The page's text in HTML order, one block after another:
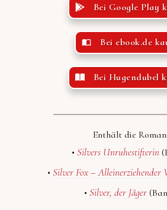
Bei Google Play
Bei ebook.de
Bei Hugendubel
Enthält die
• Silvers Unruhestifterin
• Silver Fox – Alleinerziehender
• Silver, der Jäger